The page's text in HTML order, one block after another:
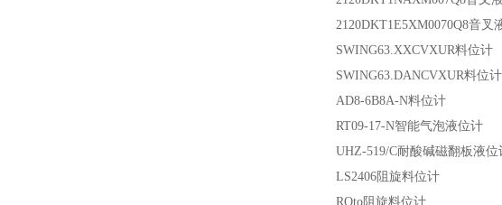
2120DKT1E5XM0070Q8音叉
SWING63.XXCVXUR料位计
SWING63.DANCVXUR料位计
AD8-6B8A-N料位计
RT09-17-N智能气泡液位计
UHZ-519/C耐酸碱磁翻板液位
LS2406阻旋料位计
ROto阻旋料位计